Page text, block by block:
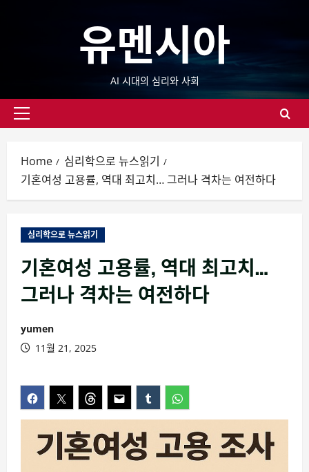
유멘시아
AI 시대의 심리와 사회
Primary
Home
심리학으로 뉴스읽기
기혼여성 고용률, 역대 최고치… 그러나 격차는 여전하다
심리학으로 뉴스읽기
기혼여성 고용률, 역대 최고치…
그러나 격차는 여전하다
yumen
11월 21, 2025